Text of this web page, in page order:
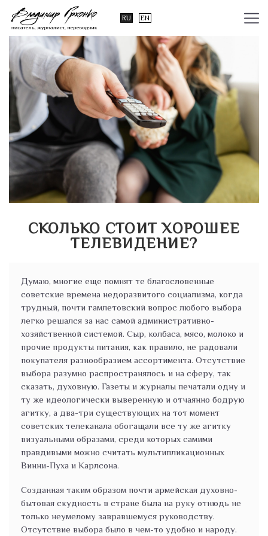
RU EN
СКОЛЬКО СТОИТ ХОРОШЕЕ
ТЕЛЕВИДЕНИЕ?
Думаю, многие еще помнят те благословенные
советские времена недоразвитого социализма, когда
трудный, почти гамлетовский вопрос любого выбора
легко решался за нас самой административно-
хозяйственной системой. Сыр, колбаса, мясо, молоко и
прочие продукты питания, как правило, не радовали
покупателя разнообразием ассортимента. Отсутствие
выбора разумно распространялось и на сферу, так
сказать, духовную. Газеты и журналы печатали одну и
ту же идеологически выверенную и отчаянно бодрую
агитку, а два-три существующих на тот момент
советских телеканала обогащали все ту же агитку
визуальными образами, среди которых самими
правдивыми можно считать мультипликационных
Винни-Пуха и Карлсона.
Созданная таким образом почти армейская духовно-
бытовая скудность в стране была на руку отнюдь не
только неумелому завравшемуся руководству.
Отсутствие выбора было в чем-то удобно и народу.